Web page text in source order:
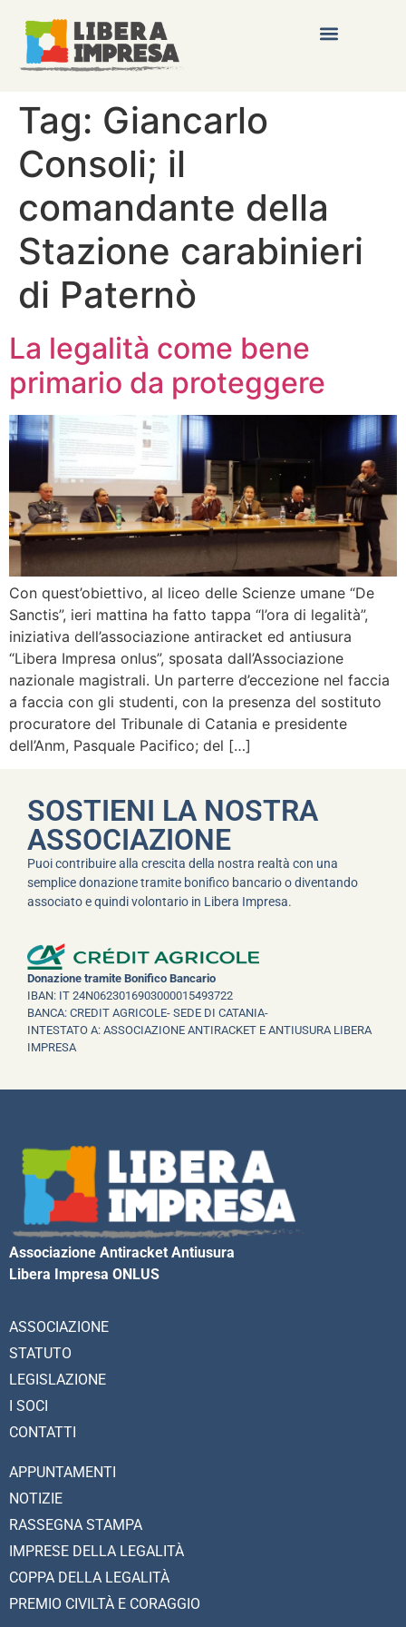
Tag: Giancarlo
Consoli; il
comandante della
Stazione carabinieri
di Paternò
La legalità come bene
primario da proteggere
Con quest’obiettivo, al liceo delle Scienze umane “De
Sanctis”, ieri mattina ha fatto tappa “l’ora di legalità”,
iniziativa dell’associazione antiracket ed antiusura
“Libera Impresa onlus”, sposata dall’Associazione
nazionale magistrali. Un parterre d’eccezione nel faccia
a faccia con gli studenti, con la presenza del sostituto
procuratore del Tribunale di Catania e presidente
dell’Anm, Pasquale Pacifico; del […]
SOSTIENI LA NOSTRA
ASSOCIAZIONE
Puoi contribuire alla crescita della nostra realtà con una
semplice donazione tramite bonifico bancario o diventando
associato e quindi volontario in Libera Impresa.
Donazione tramite Bonifico Bancario
IBAN: IT 24N0623016903000015493722
BANCA: CREDIT AGRICOLE- SEDE DI CATANIA-
INTESTATO A: ASSOCIAZIONE ANTIRACKET E ANTIUSURA LIBERA
IMPRESA
Associazione Antiracket Antiusura
Libera Impresa ONLUS
ASSOCIAZIONE
STATUTO
LEGISLAZIONE
I SOCI
CONTATTI
APPUNTAMENTI
NOTIZIE
RASSEGNA STAMPA
IMPRESE DELLA LEGALITÀ
COPPA DELLA LEGALITÀ
PREMIO CIVILTÀ E CORAGGIO